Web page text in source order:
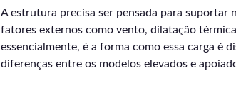
A estrutura precisa ser pensada para suportar
fatores externos como vento, dilatação
essencialmente, é a forma como essa carga é
diferenças entre os modelos elevados e